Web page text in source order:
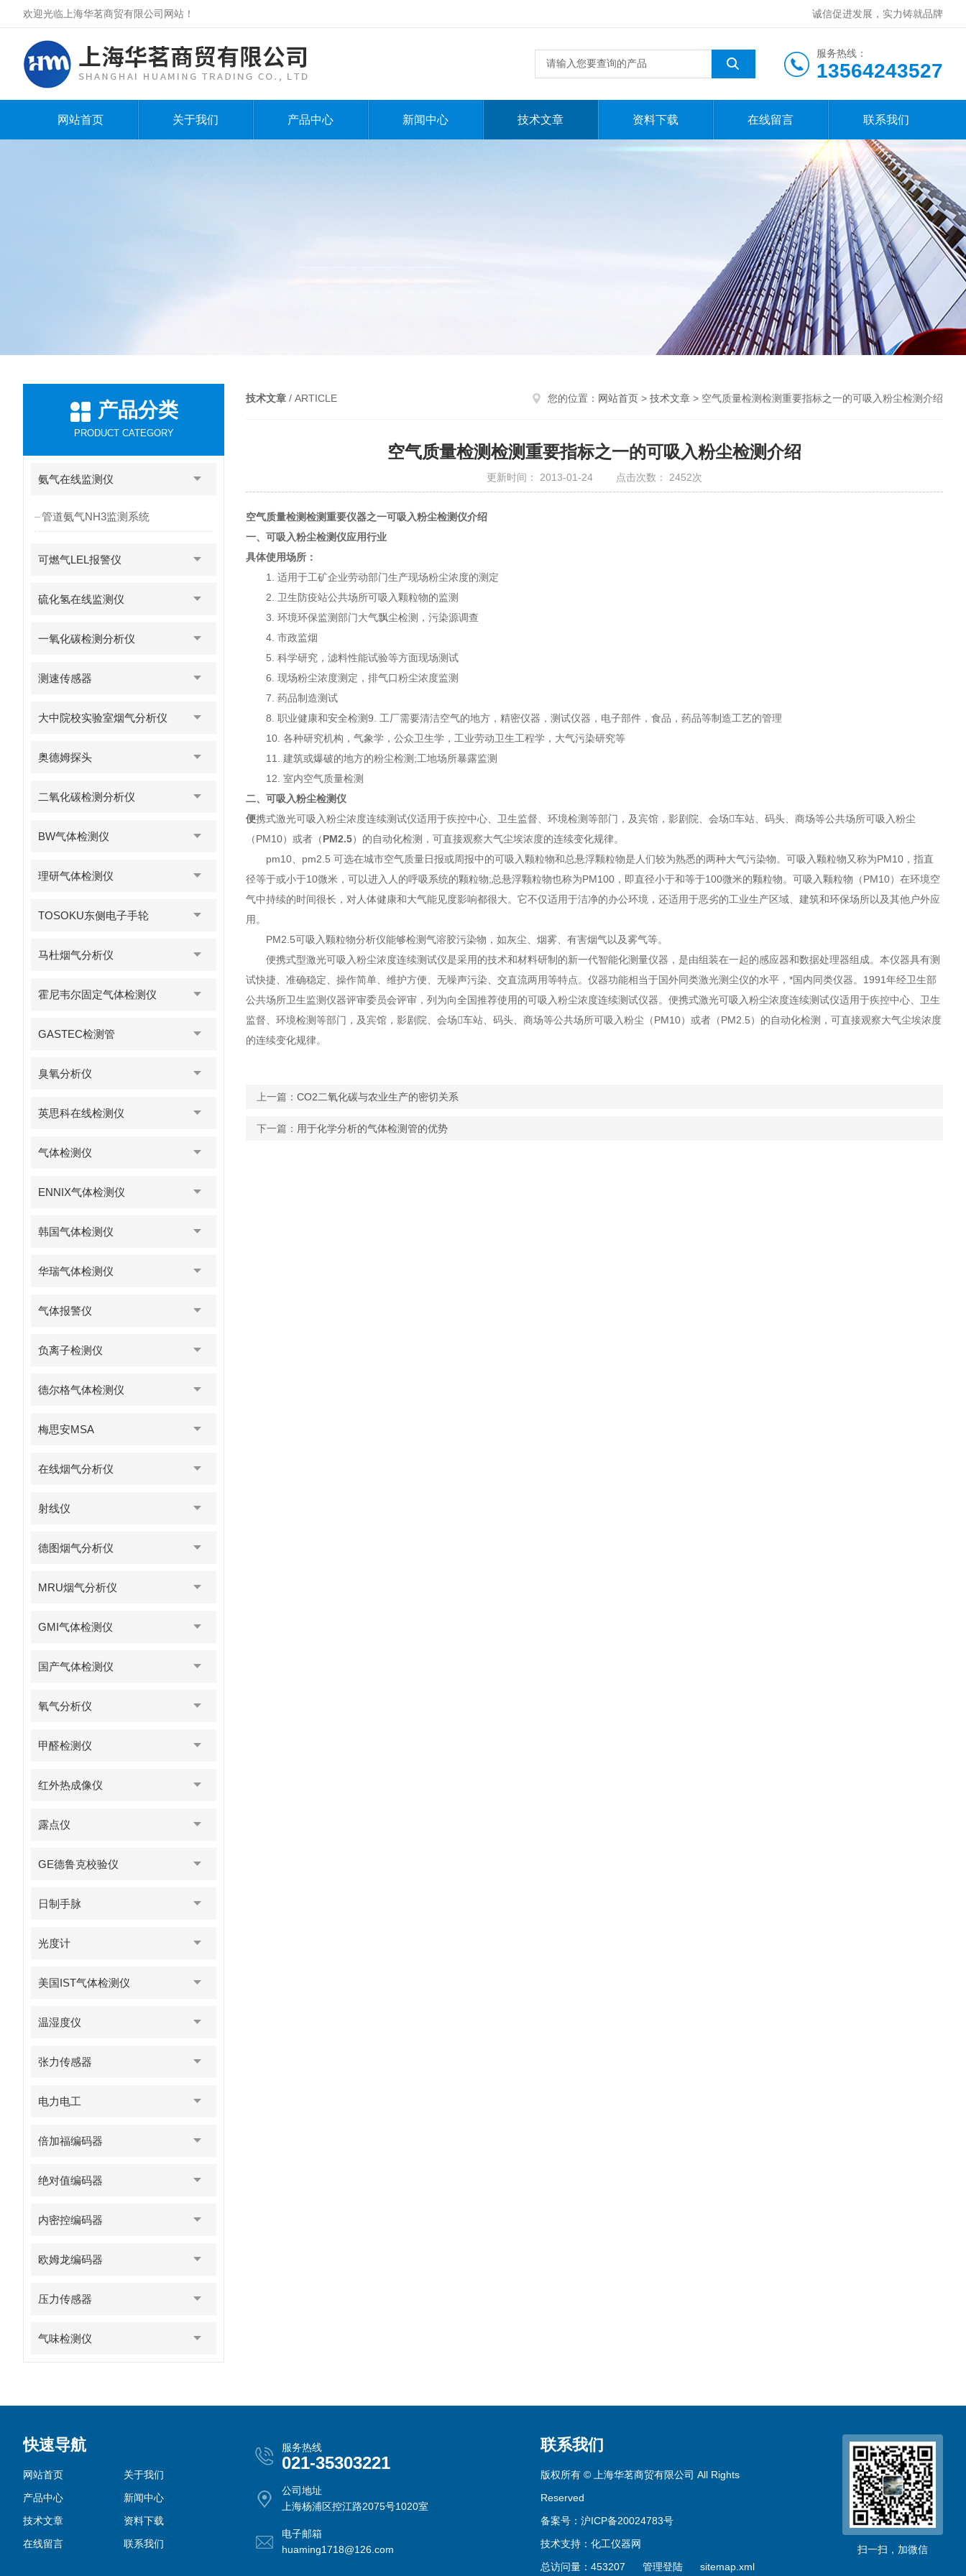
欢迎光临上海华茗商贸有限公司网站！ 诚信促进发展，实力铸就品牌
服务热线：
13564243527
网站首页 关于我们 产品中心 新闻中心 技术文章 资料下载 在线留言 联系我们
产品分类
PRODUCT CATEGORY
氨气在线监测仪
管道氨气NH3监测系统
可燃气LEL报警仪
硫化氢在线监测仪
一氧化碳检测分析仪
测速传感器
大中院校实验室烟气分析仪
奥德姆探头
二氧化碳检测分析仪
BW气体检测仪
理研气体检测仪
TOSOKU东侧电子手轮
马杜烟气分析仪
霍尼韦尔固定气体检测仪
GASTEC检测管
臭氧分析仪
英思科在线检测仪
气体检测仪
ENNIX气体检测仪
韩国气体检测仪
华瑞气体检测仪
气体报警仪
负离子检测仪
德尔格气体检测仪
梅思安MSA
在线烟气分析仪
射线仪
德图烟气分析仪
MRU烟气分析仪
GMI气体检测仪
国产气体检测仪
氧气分析仪
甲醛检测仪
红外热成像仪
露点仪
GE德鲁克校验仪
日制手脉
光度计
美国IST气体检测仪
温湿度仪
张力传感器
电力电工
倍加福编码器
绝对值编码器
内密控编码器
欧姆龙编码器
压力传感器
气味检测仪
技术文章 / ARTICLE 您的位置： 网站首页 > 技术文章 > 空气质量检测检测重要指标之一的可吸入粉尘检测介绍
空气质量检测检测重要指标之一的可吸入粉尘检测介绍
更新时间： 2013-01-24 点击次数： 2452次
空气质量检测检测重要仪器之一可吸入粉尘检测仪介绍
一、可吸入粉尘检测仪应用行业
具体使用场所：
1. 适用于工矿企业劳动部门生产现场粉尘浓度的测定
2. 卫生防疫站公共场所可吸入颗粒物的监测
3. 环境环保监测部门大气飘尘检测，污染源调查
4. 市政监烟
5. 科学研究，滤料性能试验等方面现场测试
6. 现场粉尘浓度测定，排气口粉尘浓度监测
7. 药品制造测试
8. 职业健康和安全检测9. 工厂需要清洁空气的地方，精密仪器，测试仪器，电子部件，食品，药品等制造工艺的管理
10. 各种研究机构，气象学，公众卫生学，工业劳动卫生工程学，大气污染研究等
11. 建筑或爆破的地方的粉尘检测;工地场所暴露监测
12. 室内空气质量检测
二、可吸入粉尘检测仪
便携式激光可吸入粉尘浓度连续测试仪适用于疾控中心、卫生监督、环境检测等部门，及宾馆，影剧院、会场车站、码头、商场等公共场所可吸入粉尘
（PM10）或者（PM2.5）的自动化检测，可直接观察大气尘埃浓度的连续变化规律。
pm10、pm2.5 可选在城市空气质量日报或周报中的可吸入颗粒物和总悬浮颗粒物是人们较为熟悉的两种大气污染物。可吸入颗粒物又称为PM10，指直
径等于或小于10微米，可以进入人的呼吸系统的颗粒物;总悬浮颗粒物也称为PM100，即直径小于和等于100微米的颗粒物。可吸入颗粒物（PM10）在环境空
气中持续的时间很长，对人体健康和大气能见度影响都很大。它不仅适用于洁净的办公环境，还适用于恶劣的工业生产区域、建筑和环保场所以及其他户外应
用。
PM2.5可吸入颗粒物分析仪能够检测气溶胶污染物，如灰尘、烟雾、有害烟气以及雾气等。
便携式型激光可吸入粉尘浓度连续测试仪是采用的技术和材料研制的新一代智能化测量仪器，是由组装在一起的感应器和数据处理器组成。本仪器具有测
试快捷、准确稳定、操作简单、维护方便、无噪声污染、交直流两用等特点。仪器功能相当于国外同类激光测尘仪的水平，*国内同类仪器。1991年经卫生部
公共场所卫生监测仪器评审委员会评审，列为向全国推荐使用的可吸入粉尘浓度连续测试仪器。便携式激光可吸入粉尘浓度连续测试仪适用于疾控中心、卫生
监督、环境检测等部门，及宾馆，影剧院、会场车站、码头、商场等公共场所可吸入粉尘（PM10）或者（PM2.5）的自动化检测，可直接观察大气尘埃浓度
的连续变化规律。
上一篇： CO2二氧化碳与农业生产的密切关系
下一篇： 用于化学分析的气体检测管的优势
快速导航
网站首页
关于我们
产品中心
新闻中心
技术文章
资料下载
在线留言
联系我们
服务热线
021-35303221
公司地址
上海杨浦区控江路2075号1020室
电子邮箱
huaming1718@126.com
联系我们
版权所有 © 上海华茗商贸有限公司 All Rights
Reserved
备案号：沪ICP备20024783号
技术支持： 化工仪器网
总访问量：453207 管理登陆 sitemap.xml
扫一扫，加微信